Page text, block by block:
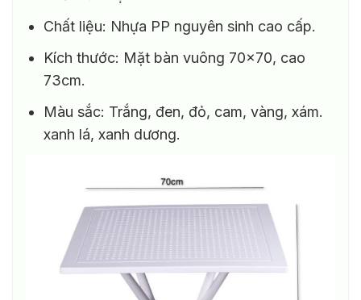
Chất liệu: Nhựa PP nguyên sinh cao cấp.
Kích thước: Mặt bàn vuông 70×70, cao
73cm.
Màu sắc: Trắng, đen, đỏ, cam, vàng, xám.
xanh lá, xanh dương.